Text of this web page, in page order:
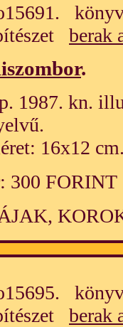
berak
.
1987. kn.
16x12
300 FORINT
berak